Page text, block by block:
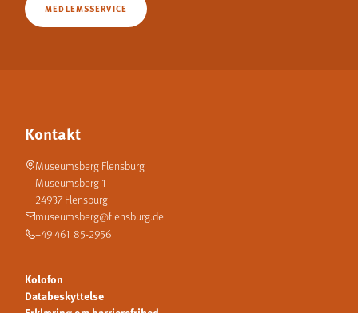
MEDLEMSSERVICE
Kontakt
Museumsberg Flensburg
Museumsberg 1
24937 Flensburg
museumsberg@flensburg.de
+49 461 85-2956
Kolofon
Databeskyttelse